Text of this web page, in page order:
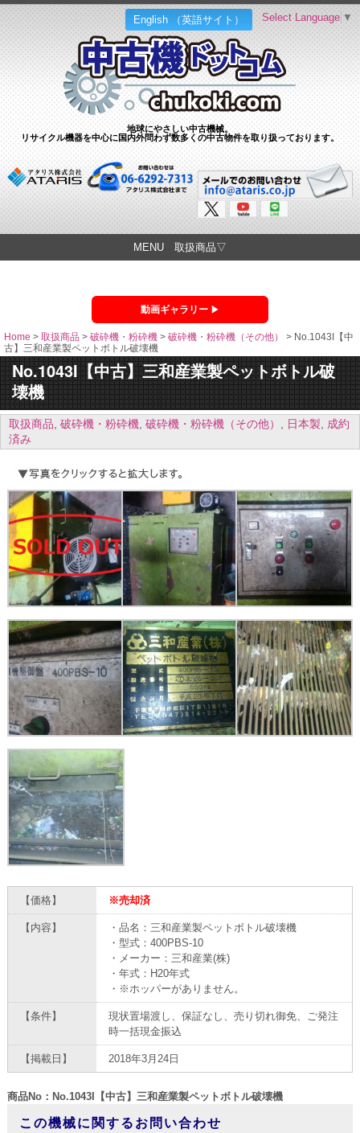
English （英語サイト）
地球にやさしい中古機械。
リサイクル機器を中心に国内外問わず数多くの中古物件を取り扱っております。
Select Language ▼
MENU 取扱商品▽
動画ギャラリー
Home > 取扱商品 > 破砕機・粉砕機 > 破砕機・粉砕機（その他） > No.1043I【中
古】三和産業製ペットボトル破壊機
No.1043I【中古】三和産業製ペットボトル破
壊機
取扱商品, 破砕機・粉砕機, 破砕機・粉砕機（その他） , 日本製, 成約
済み
【価格】 ※売却済
【内容】
・品名：三和産業製ペットボトル破壊機
・型式：400PBS-10
・メーカー：三和産業(株)
・年式：H20年式
・※ホッパーがありません。
【条件】
現状置場渡し、保証なし、売り切れ御免、ご発注
時一括現金振込
【掲載日】 2018年3月24日
商品No：No.1043I【中古】三和産業製ペットボトル破壊機
この機械に関するお問い合わせ